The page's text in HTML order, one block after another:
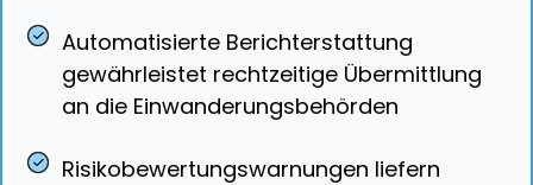
Automatisierte Berichterstattung
gewährleistet rechtzeitige Übermittlung
an die Einwanderungsbehörden
Risikobewertungswarnungen liefern